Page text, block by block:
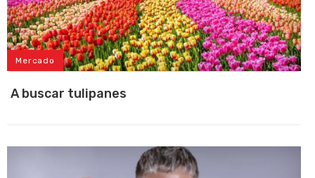
Mercado
A buscar tulipanes